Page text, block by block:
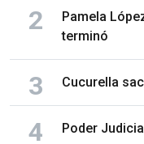
Pamela
terminó
Cucurella
Poder